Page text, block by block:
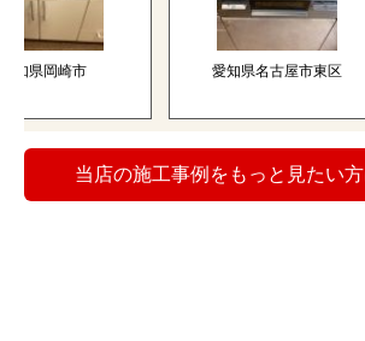
岡崎市 愛知県名古屋市東区
当店の施工事例をもっと見たい